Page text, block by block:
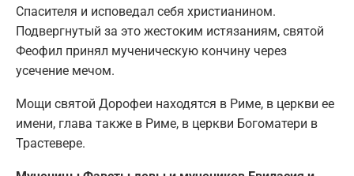
Спасителя и исповедал себя христианином.
Подвергнутый за это жестоким истязаниям, святой
Феофил принял мученическую кончину через
усечение мечом.
Мощи святой Дорофеи находятся в Риме, в церкви ее
имени, глава также в Риме, в церкви Богоматери в
Трастевере.